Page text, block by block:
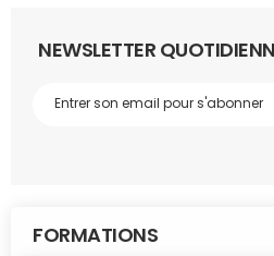
NEWSLETTER
FORMATIONS